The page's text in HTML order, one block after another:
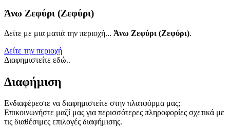
Άνω Ζεφύρι (Ζεφύρι)
Δείτε με μια ματιά την περιοχή... Άνω Ζεφύρι (Ζεφύρι).
Δείτε την περιοχή
Διαφημιστείτε εδώ..
Διαφήμιση
Ενδιαφέρεστε να διαφημιστείτε στην πλατφόρμα μας;
Επικοινωνήστε μαζί μας για περισσότερες πληροφορίες σχετικά με
τις διαθέσιμες επιλογές διαφήμισης.